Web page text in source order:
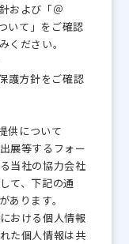
および「＠
いて」をご確認
ください。
護方針をご確認
供について
展等するフォー
当社の協力会社
て、下記の通
あります。
おける個人情報
た個人情報は共